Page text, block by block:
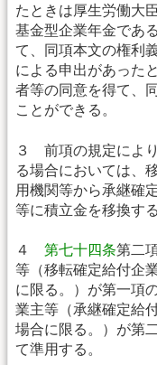
たときは厚生労働大
基金型企業年金であ
て、同項本文の権利
による申出があった
者等の同意を得て、
ことができる。
３ 前項の規定によ
る場合においては、
用機関等から承継確
等に積立金を移換す
４ 第七十四条第二
等（移転確定給付企
に限る。）が第一項
業主等（承継確定給
場合に限る。）が第
て準用する。